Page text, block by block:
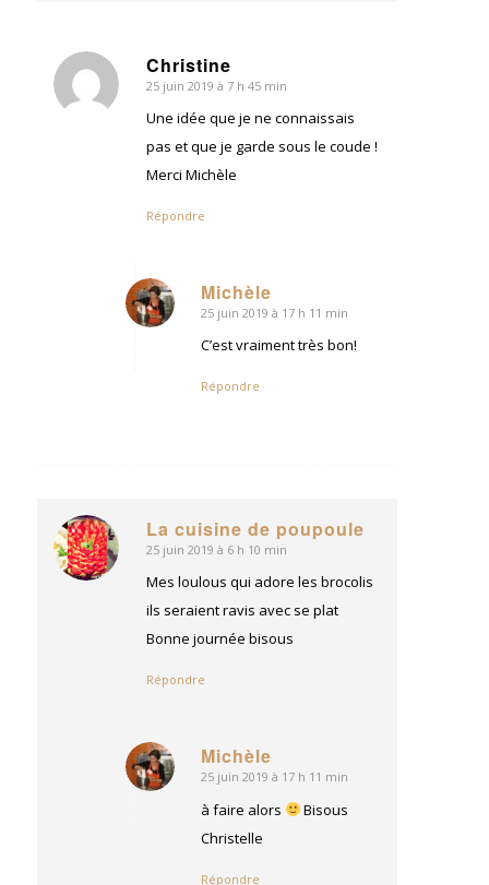
Christine
dit
25 juin 2019 à 7 h 45 min
Une idée que je ne connaissais
pas et que je garde sous le coude !
Merci Michèle
Répondre
Michèle
dit
25 juin 2019 à 17 h 11 min
C’est vraiment très bon!
Répondre
La cuisine de poupoule
dit
:
25 juin 2019 à 6 h 10 min
Mes loulous qui adore les brocolis
ils seraient ravis avec se plat
Bonne journée bisous
Répondre
Michèle
dit
25 juin 2019 à 17 h 11 min
à faire alors
Bisous
Christelle
Répondre